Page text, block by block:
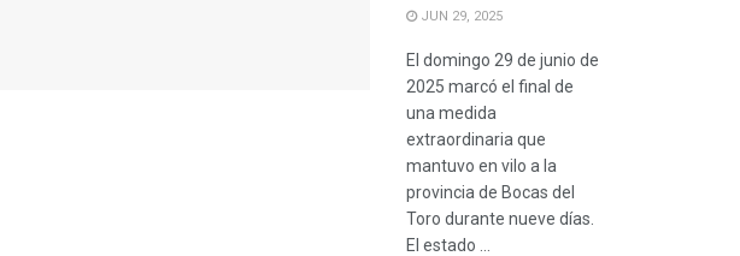
JUN 29, 2025
El domingo 29 de junio de
2025 marcó el final de
una medida
extraordinaria que
mantuvo en vilo a la
provincia de Bocas del
Toro durante nueve días.
El estado ...